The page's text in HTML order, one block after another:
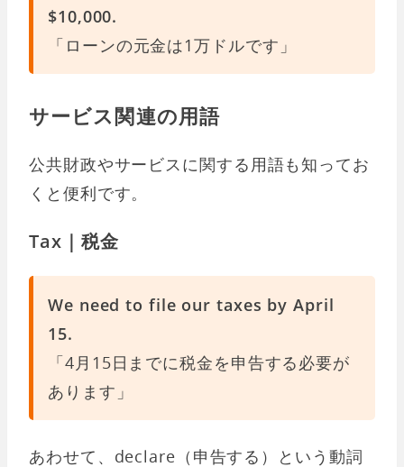
$10,000.
「ローンの元金は1万ドルです」
サービス関連の用語
公共財政やサービスに関する用語も知ってお
くと便利です。
Tax｜税金
We need to file our taxes by April
15.
「4月15日までに税金を申告する必要が
あります」
あわせて、declare（申告する）という動詞